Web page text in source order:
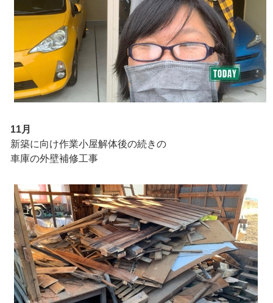
11月
新築に向け作業小屋解体後の続きの
車庫の外壁補修工事